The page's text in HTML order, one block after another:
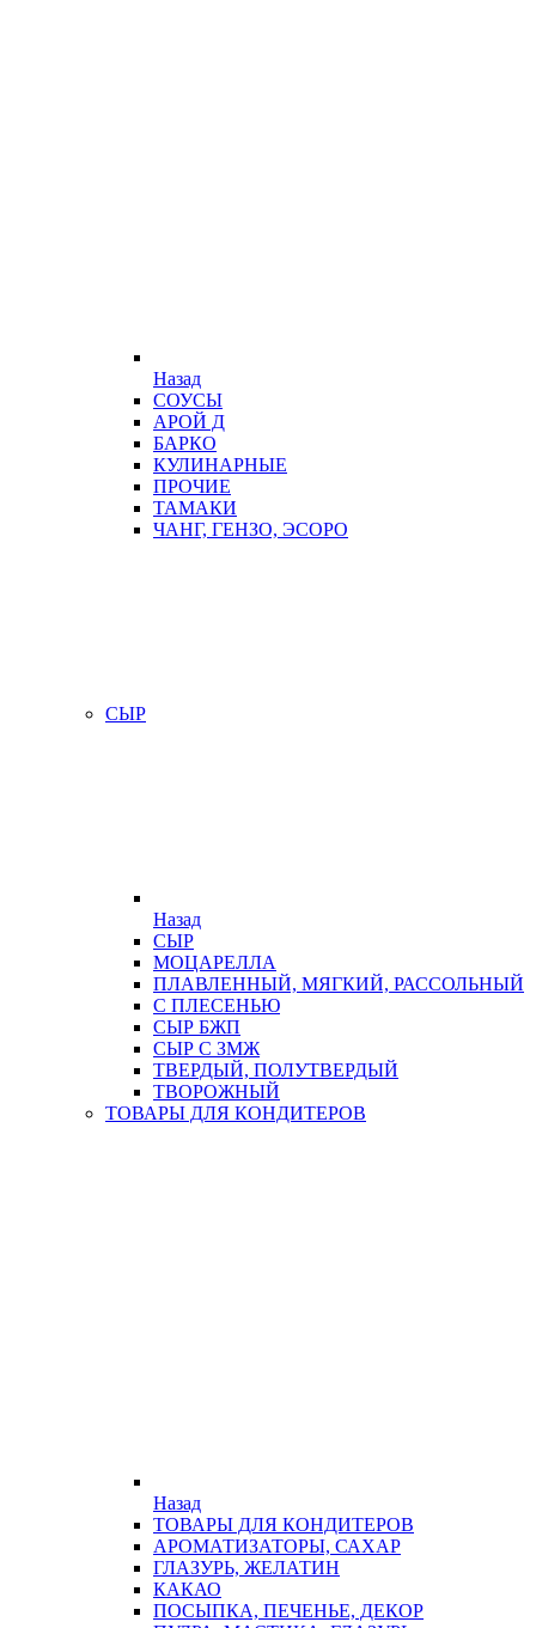
Назад
СОУСЫ
АРОЙ Д
БАРКО
КУЛИНАРНЫЕ
ПРОЧИЕ
ТАМАКИ
ЧАНГ, ГЕНЗО, ЭСОРО
СЫР
Назад
СЫР
МОЦАРЕЛЛА
ПЛАВЛЕННЫЙ, МЯГКИЙ, РАССОЛЬНЫЙ
С ПЛЕСЕНЬЮ
СЫР БЖП
СЫР С ЗМЖ
ТВЕРДЫЙ, ПОЛУТВЕРДЫЙ
ТВОРОЖНЫЙ
ТОВАРЫ ДЛЯ КОНДИТЕРОВ
Назад
ТОВАРЫ ДЛЯ КОНДИТЕРОВ
АРОМАТИЗАТОРЫ, САХАР
ГЛАЗУРЬ, ЖЕЛАТИН
КАКАО
ПОСЫПКА, ПЕЧЕНЬЕ, ДЕКОР